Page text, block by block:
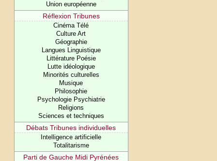
Union européenne
Réflexion Tribunes
Cinéma Télé
Culture Art
Géographie
Langues Linguistique
Littérature Poésie
Lutte idéologique
Minorités culturelles
Musique
Philosophie
Psychologie Psychiatrie
Religions
Sciences et techniques
Débats Tribunes individuelles
Intelligence artificielle
Totalitarisme
Parti de Gauche Midi Pyrénées